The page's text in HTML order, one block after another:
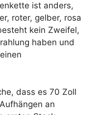
ist anders,
roter, gelber, rosa
kein Zweifel,
haben und
dass es 70 Zoll
an